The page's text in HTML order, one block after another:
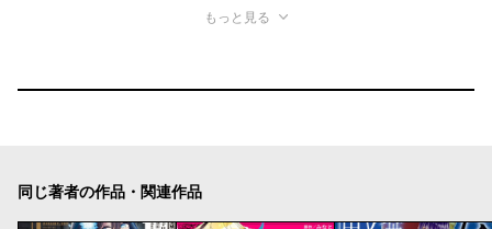
もっと見る
同じ著者の作品・関連作品